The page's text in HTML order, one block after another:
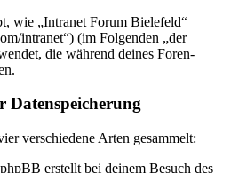
wie „Intranet Forum Bielefeld“
intranet“) (im Folgenden „der
die während deines Foren-
verschiedene Arten gesammelt:
erstellt bei deinem Besuch des